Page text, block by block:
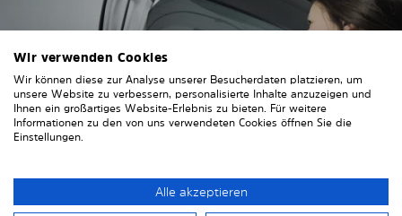
4. Platzieren Sie den Sonnenschutz
Wir verwenden Cookies
Wir können diese zur Analyse unserer Besucherdaten platzieren, um
unsere Website zu verbessern, personalisierte Inhalte anzuzeigen und
Ihnen ein großartiges Website-Erlebnis zu bieten. Für weitere
Informationen zu den von uns verwendeten Cookies öffnen Sie die
Einstellungen.
Alle akzeptieren